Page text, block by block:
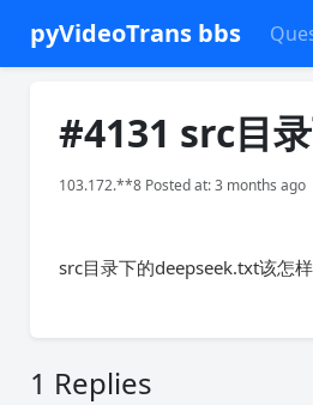
pyVideoTrans bbs
#4131 src目
103.172.**8 Posted at: 3 months ago
src目录下的deepseek.txt该怎
1 Replies